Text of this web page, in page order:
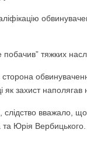
тяжких
сторона
як захист наполягав
вважало,
та Юрія Вербицького.